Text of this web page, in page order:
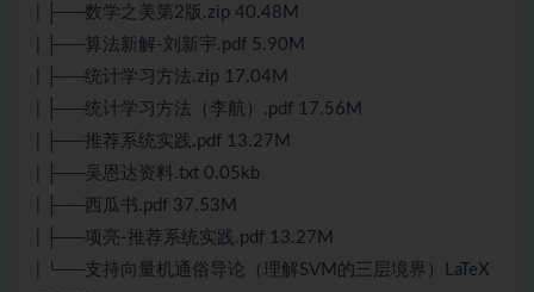
| ├──数学之美第2版.zip 40.48M
| ├──算法新解-刘新宇.pdf 5.90M
| ├──统计学习方法.zip 17.04M
| ├──统计学习方法（李航）.pdf 17.56M
| ├──推荐系统实践.pdf 13.27M
| ├──吴恩达资料.txt 0.05kb
| ├──西瓜书.pdf 37.53M
| ├──项亮-推荐系统实践.pdf 13.27M
| └──支持向量机通俗导论（理解SVM的三层境界）LaTeX